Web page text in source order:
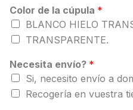
Color de la cúpula *
BLANCO HIELO
TRANSPARENTE.
Necesita envío? *
Si, necesito envío a
Recogería en vuestra